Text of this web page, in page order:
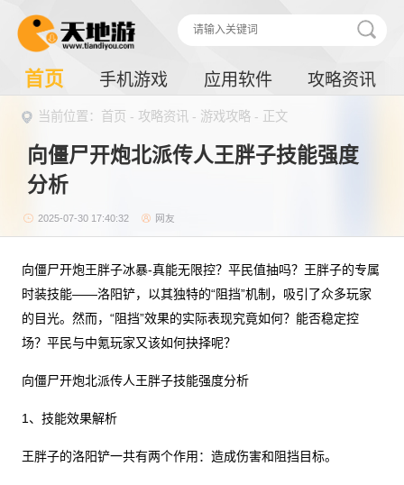
首页 手机游戏 应用软件 攻略资讯
当前位置： 首页 - 攻略资讯 - 游戏攻略 - 正文
向僵尸开炮北派传人王胖子技能强度
分析
2025-07-30 17:40:32 网友
向僵尸开炮王胖子冰暴-真能无限控？平民值抽吗？王胖子的专属
时装技能——洛阳铲，以其独特的“阻挡”机制，吸引了众多玩家
的目光。然而，“阻挡”效果的实际表现究竟如何？能否稳定控
场？平民与中氪玩家又该如何抉择呢？
向僵尸开炮北派传人王胖子技能强度分析
1、技能效果解析
王胖子的洛阳铲一共有两个作用：造成伤害和阻挡目标。